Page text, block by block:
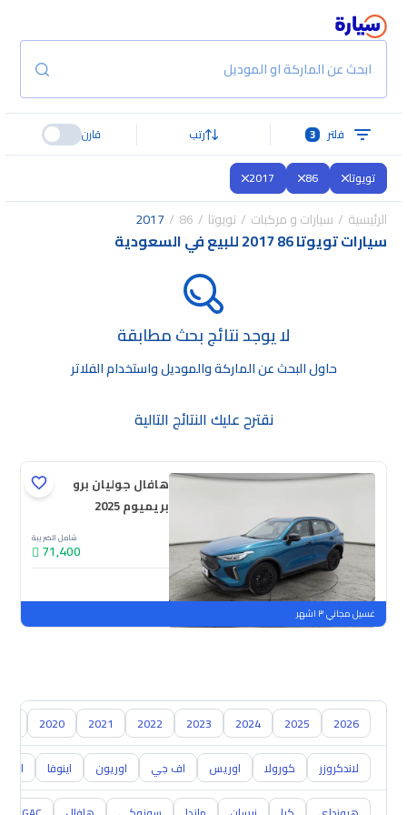
ابحث عن الماركة او الموديل
فلتر 3 رتب قارن
تويوتا 86
2017
الرئيسية سيارات و مركبات تويوتا 86
2017
سيارات تويوتا 86 2017 للبيع في السعودية
لا يوجد نتائج بحث مطابقة
حاول البحث عن الماركة والموديل واستخدام الفلاتر
نقترح عليك النتائج التالية
هافال جوليان برو
بريميوم 2025
شامل الضريبة
71,400
جديدة
ملوحة
غسيل مجاني ٣ اشهر
2026
2025
2024
2023
2022
2021
2020
لاندكروزر كورولا اوريس اف جي اوريون اينوفا ايكو